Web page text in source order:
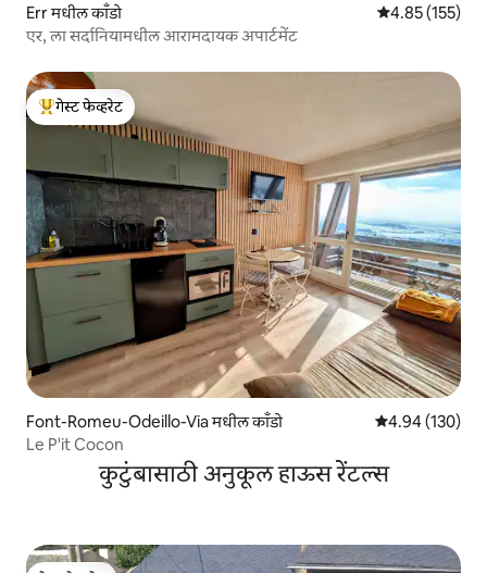
Err मधील काँडो 5 पैकी 4.85
4.85 (155)
एर, ला सर्दानियामधील आरामदायक अपार्टमेंट
टॉप गेस्ट फेव्हरेट
गेस्ट फेव्हरेट
Font-Romeu-Odeillo-Via मधील काँडो 5 पैकी 4.94
4.94 (130)
Le P'it Cocon
कुटुंबासाठी अनुकूल हाऊस रेंटल्स